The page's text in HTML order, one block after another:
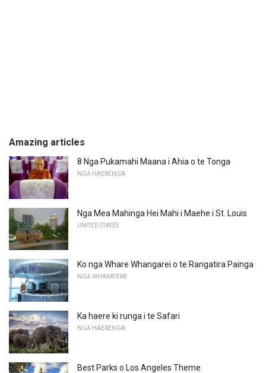
Amazing articles
8 Nga Pukamahi Maana i Ahia o te Tonga
NGĀ HAERENGA
Nga Mea Mahinga Hei Mahi i Maehe i St. Louis
UNITED STATES
Ko nga Whare Whangarei o te Rangatira Painga
NGĀ WHAKATERE
Ka haere ki runga i te Safari
NGĀ HAERENGA
Best Parks o Los Angeles Theme